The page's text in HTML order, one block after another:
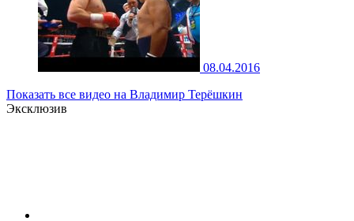
08.04.2016
Показать все видео на Владимир Терёшкин
Эксклюзив